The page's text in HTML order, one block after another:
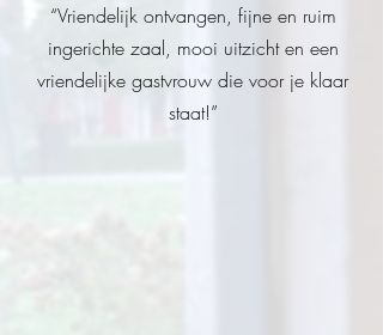
“Vriendelijk ontvangen, fijne en ruim
ingerichte zaal, mooi uitzicht en een
vriendelijke gastvrouw die voor je klaar
staat!”